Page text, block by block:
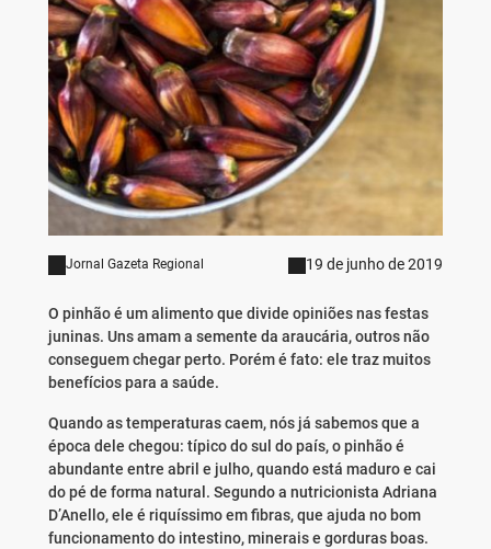
Jornal Gazeta Regional 19 de junho de 2019
O pinhão é um alimento que divide opiniões nas festas
juninas. Uns amam a semente da araucária, outros não
conseguem chegar perto. Porém é fato: ele traz muitos
benefícios para a saúde.
Quando as temperaturas caem, nós já sabemos que a
época dele chegou: típico do sul do país, o pinhão é
abundante entre abril e julho, quando está maduro e cai
do pé de forma natural. Segundo a nutricionista Adriana
D’Anello, ele é riquíssimo em fibras, que ajuda no bom
funcionamento do intestino, minerais e gorduras boas.